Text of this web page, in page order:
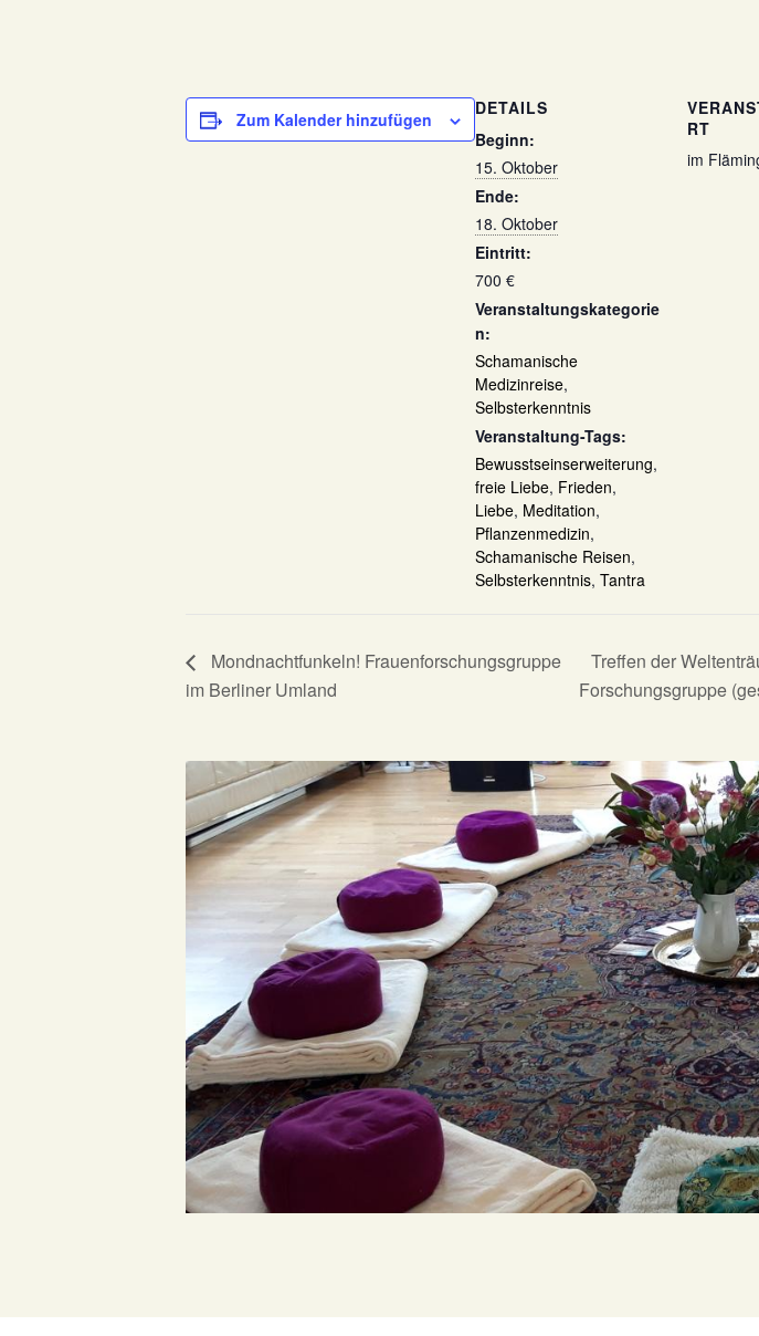
Zum Kalender hinzufügen
DETAILS
Beginn:
15. Oktober
Ende:
18. Oktober
Eintritt:
700 €
Veranstaltungskategorie
n:
Schamanische
Medizinreise,
Selbsterkenntnis
Veranstaltung-Tags:
Bewusstseinserweiterung,
freie Liebe, Frieden,
Liebe, Meditation,
Pflanzenmedizin,
Schamanische Reisen,
Selbsterkenntnis, Tantra
RT
im
Mondnachtfunkeln! Frauenforschungsgruppe
im Berliner Umland
Treffen der
Forschungsgruppe